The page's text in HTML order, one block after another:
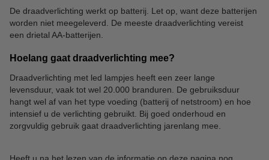
De draadverlichting werkt op batterij. Let op, want deze batterijen
worden niet meegeleverd. De meeste draadverlichting vereist
een drietal AA-batterijen.
Hoelang gaat draadverlichting mee?
Draadverlichting met led lampjes heeft een zeer lange
levensduur, vaak tot wel 20.000 branduren. De gebruiksduur
hangt wel af van het type voeding (batterij of netstroom) en hoe
intensief u de verlichting gebruikt. Bij goed onderhoud en
zorgvuldig gebruik gaat draadverlichting jarenlang mee.